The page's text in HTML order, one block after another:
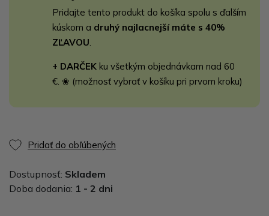
Pridajte tento produkt do košíka spolu s ďalším
kúskom a druhý najlacnejší máte s 40%
ZĽAVOU
+ DARČEK ku všetkým objednávkam nad 60
€. ❀ (možnosť vybrať v košíku pri prvom kroku)
Pridať do obľúbených
Dostupnosť: Skladem
Doba dodania: 1 - 2 dni